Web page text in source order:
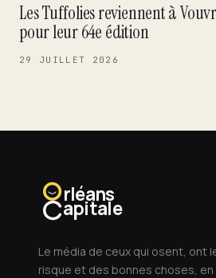
Les Tuffolies reviennent à
pour leur 64e édition
29 JUILLET 2026
rléans
apitale
Le média de ceux qui osent, ont
risque et des bonnes choses,